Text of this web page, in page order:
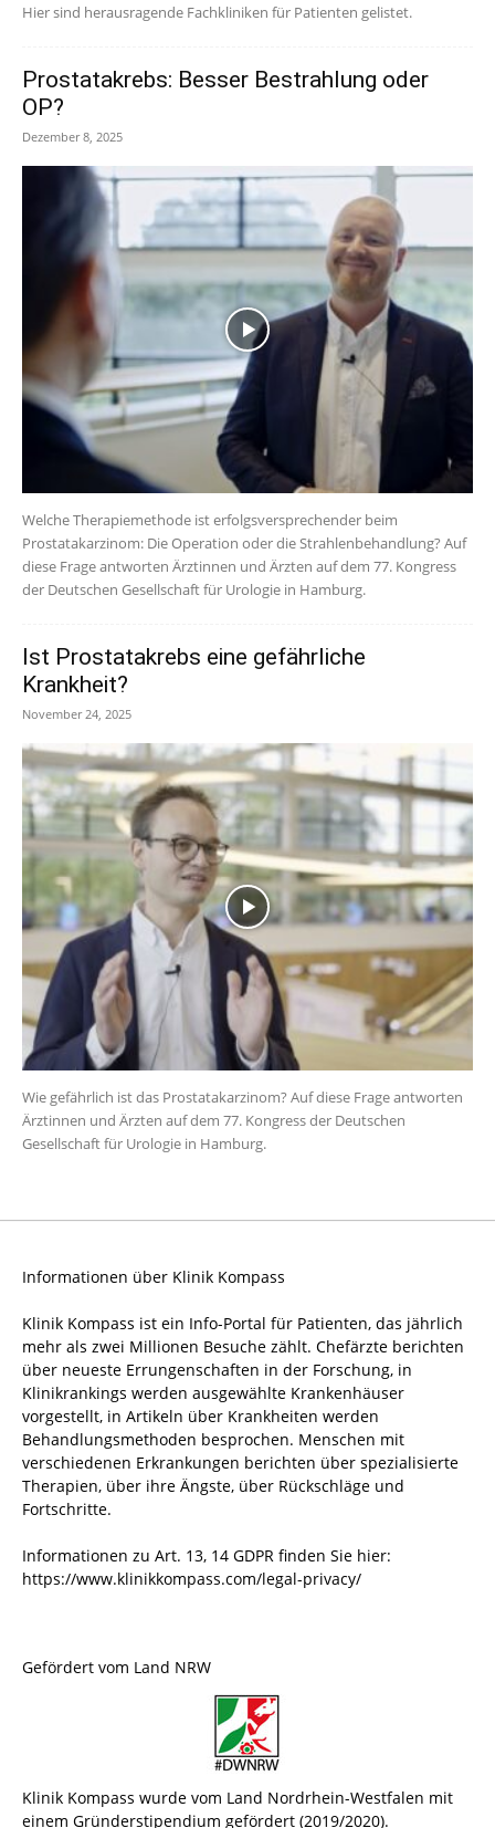
Hier sind herausragende Fachkliniken für Patienten gelistet.
Prostatakrebs: Besser Bestrahlung oder
OP?
Dezember 8, 2025
Welche Therapiemethode ist erfolgsversprechender beim
Prostatakarzinom: Die Operation oder die Strahlenbehandlung? Auf
diese Frage antworten Ärztinnen und Ärzten auf dem 77. Kongress
der Deutschen Gesellschaft für Urologie in Hamburg.
Ist Prostatakrebs eine gefährliche
Krankheit?
November 24, 2025
Wie gefährlich ist das Prostatakarzinom? Auf diese Frage antworten
Ärztinnen und Ärzten auf dem 77. Kongress der Deutschen
Gesellschaft für Urologie in Hamburg.
Informationen über Klinik Kompass
Klinik Kompass ist ein Info-Portal für Patienten, das jährlich
mehr als zwei Millionen Besuche zählt. Chefärzte berichten
über neueste Errungenschaften in der Forschung, in
Klinikrankings werden ausgewählte Krankenhäuser
vorgestellt, in Artikeln über Krankheiten werden
Behandlungsmethoden besprochen. Menschen mit
verschiedenen Erkrankungen berichten über spezialisierte
Therapien, über ihre Ängste, über Rückschläge und
Fortschritte.
Informationen zu Art. 13, 14 GDPR finden Sie hier:
https://www.klinikkompass.com/legal-privacy/
Gefördert vom Land NRW
Klinik Kompass wurde vom Land Nordrhein-Westfalen mit
einem Gründerstipendium gefördert (2019/2020).